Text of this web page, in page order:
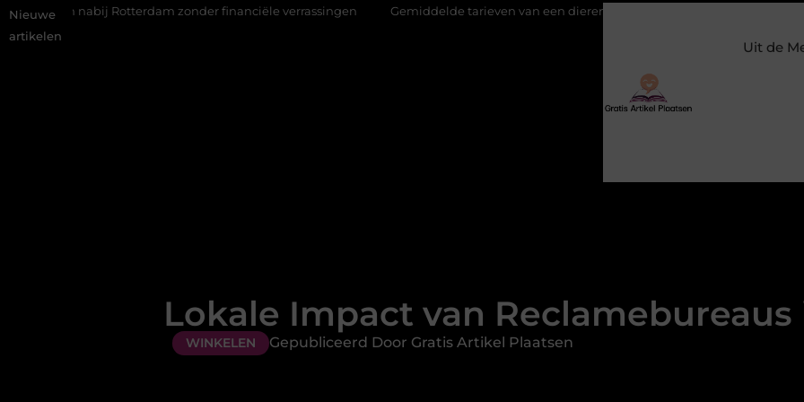
Nieuwe
artikelen
Rotterdam zonder financiële verrassingen Gemiddelde tarieven van een dierenarts in Arnhem
Uit de
Lokale Impact van
WINKELEN Gepubliceerd Door Gratis Artikel Plaatsen